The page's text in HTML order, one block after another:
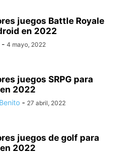
juegos Battle Royale
en 2022
- 4 mayo, 2022
juegos SRPG para
2022
- 27 abril, 2022
juegos de golf para
2022